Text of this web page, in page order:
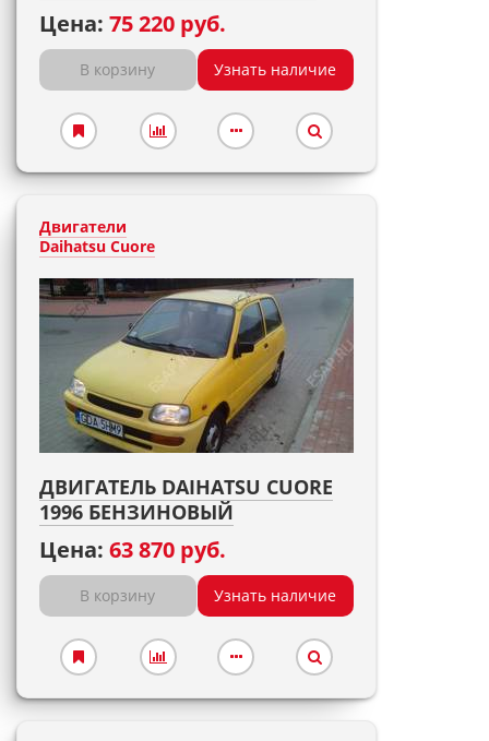
Цена: 75 220 руб.
В корзину Узнать наличие
Двигатели
Daihatsu Cuore
ДВИГАТЕЛЬ DAIHATSU CUORE
1996 БЕНЗИНОВЫЙ
Цена: 63 870 руб.
В корзину Узнать наличие